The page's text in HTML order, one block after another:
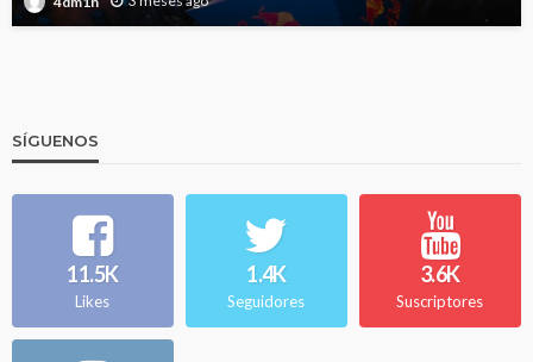
SÍGUENOS
11.5K
Likes
1.4K
Seguidores
3.6K
Suscriptores